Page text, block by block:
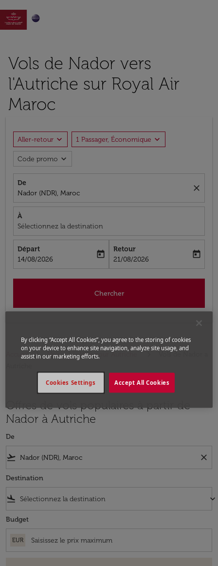

Vols de Nador vers
l'Autriche sur Royal Air
Maroc
Aller-retour expand_more 1 Passager, Économique expand_more
Code promo expand_more
De
Nador (NDR), Maroc
close
À
Sélectionnez la destination
Départ
fc-booking-departure-date-aria-label
14/08/2026
today
Retour
fc-booking-return-date-aria-label
21/08/2026
today
Chercher
Accueil Vols Vols pour Autriche
Vols de Nador a
Offres de vols populaires à partir de
Nador à Autriche
De
flight_takeoff close
Destination
flight_land keyboard_arrow_down
Budget
EUR
By clicking “Accept All Cookies”, you agree to the storing of cookies
on your device to enhance site navigation, analyze site usage, and
assist in our marketing efforts.
Accept All Cookies
Cookies Settings